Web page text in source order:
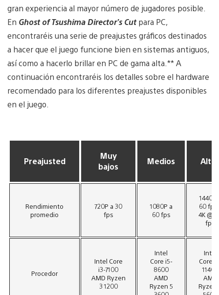
gran experiencia al mayor número de jugadores posible.
En Ghost of Tsushima Director’s Cutpara PC,
encontraréis una serie de preajustes gráficos destinados
a hacer que el juego funcione bien en sistemas antiguos,
así como a hacerlo brillar en PC de gama alta.** A
continuación encontraréis los detalles sobre el hardware
recomendado para los diferentes preajustes disponibles
en el juego.
Preajusted
Muy
bajos
Medios
Rendimiento
promedio
720P a 30
fps
1080P a
60 fps
1440P
60
4K @
fps
Procedor
Intel Core
i3-7100
AMD Ryzen
3 1200
Intel
Core i5-
8600
AMD
Ryzen 5
Intel
Core
11400
AMD
Ryzen